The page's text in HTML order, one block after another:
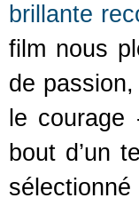
brillante
film nous
de
le courage
bout d’un